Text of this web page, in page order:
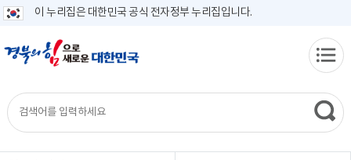
이 누리집은 대한민국 공식 전자정부 누리집입니다.